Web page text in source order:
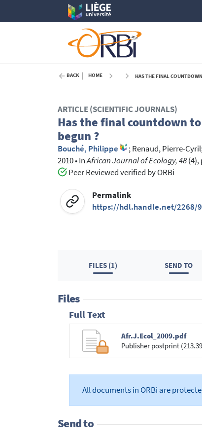
BACK HOME HAS THE FINAL
ARTICLE (SCIENTIFIC JOURNALS)
Has the final countdown
begun ?
Bouché, Philippe ;Renaud, Pierre-Cyril
2010•InAfrican Journal of Ecology, 48(4),
Peer Reviewed verified by ORBi
Permalink
https://hdl.handle.net/2268/
FILES (1) SEND TO
Files
Full Text
Afr.J.Ecol_2009.pdf
Publisher postprint
All documents in ORBi are
Send to